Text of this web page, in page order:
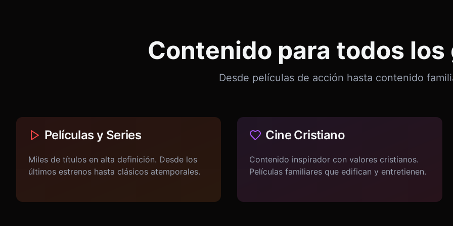
Contenido para todos
Desde películas de acción hasta contenido
Películas y Series
Miles de títulos en alta definición. Desde los
últimos estrenos hasta clásicos atemporales.
Cine Cristiano
Contenido inspirador con valores cristianos.
Películas familiares que edifican y entretienen.